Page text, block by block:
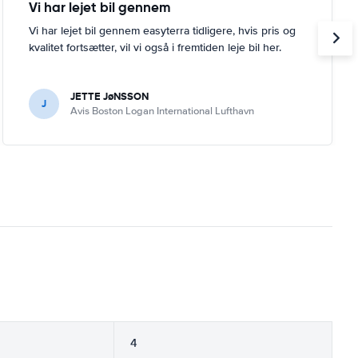
Vi har lejet bil gennem
Vi har lejet bil gennem easyterra tidligere, hvis pris og
kvalitet fortsætter, vil vi også i fremtiden leje bil her.
J JETTE JøNSSON
Avis Boston Logan International Lufthavn
4